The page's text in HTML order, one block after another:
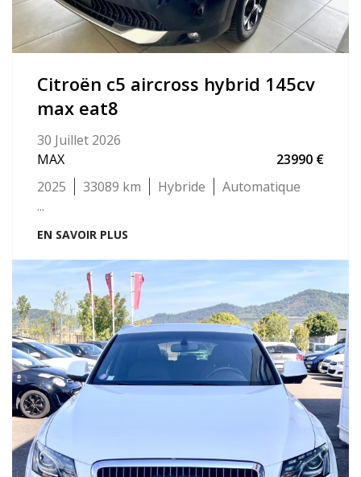
citroën c5 aircross hybrid 145cv
max eat8
30 Juillet 2026
MAX
23990
2025
33089 Hybride
Automatique
...
EN SAVOIR PLUS